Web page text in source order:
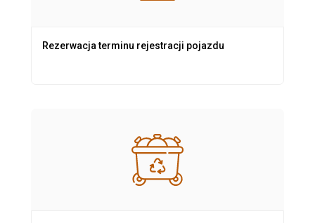
Rezerwacja terminu rejestracji pojazdu